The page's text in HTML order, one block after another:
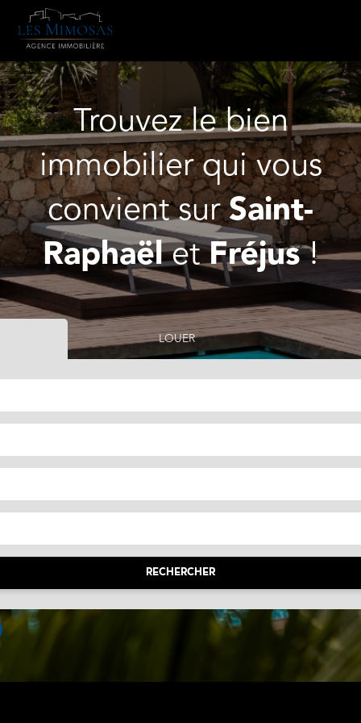
Trouvez le bien
immobilier qui vous
convient surSaint-
RaphaëletFréjus!
LOUER
RECHERCHER